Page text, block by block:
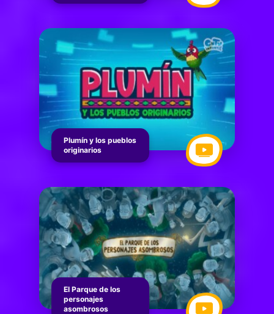
Plumín y los pueblos
originarios
El Parque de los
personajes
asombrosos